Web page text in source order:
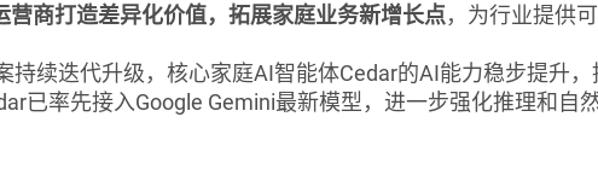
营商打造差异化价值，拓展家庭业务新增长点，为行业提供
持续迭代升级，核心家庭AI智能体Cedar的AI能力稳步提升
已率先接入Google Gemini最新模型，进一步强化推理和自